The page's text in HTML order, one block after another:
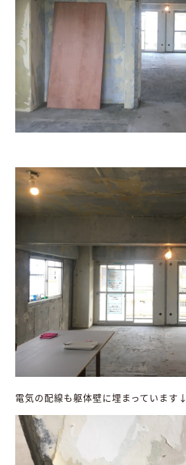
電気の配線も躯体壁に埋まっています↓